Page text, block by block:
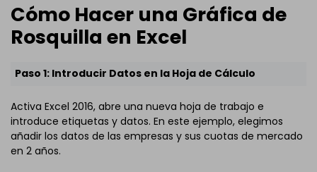
Cómo Hacer una Gráfica de
Rosquilla en Excel
Paso 1: Introducir Datos en la Hoja de Cálculo
Activa Excel 2016, abre una nueva hoja de trabajo e
introduce etiquetas y datos. En este ejemplo, elegimos
añadir los datos de las empresas y sus cuotas de mercado
en 2 años.